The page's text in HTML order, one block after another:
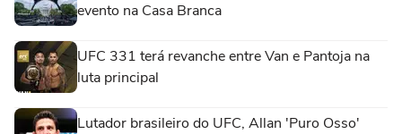
evento na Casa Branca
UFC 331 terá revanche entre Van e Pantoja na
luta principal
Lutador brasileiro do UFC, Allan 'Puro Osso'